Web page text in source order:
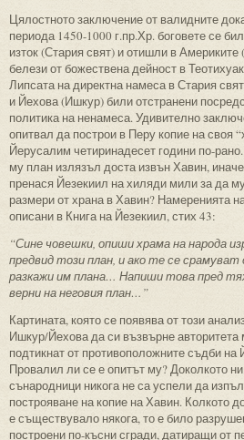
Цялостното заключение от валидните
периода 1450-1000 г.пр.Хр. боговете се
изток (Стария свят) и отишли в
белези от божествена дейност в
Липсата на директна намеса в Стария
и Йехова (Ишкур) били отстранени
политика на ненамеса. Удивително
опитвал да построи в Перу копие на своя
Йерусалим четиринадесет години по-
му план излязъл доста извън Хавин,
пренася Йезекиил на хиляди мили за да
размери от храна в Хавин? Намеренията
описани в Книга на Йезекиил, стих 43:
“Сине човешки, опиши храма на народа
предвид този план, и ако те се
разкажи им плана… Напиши това пред
верни на неговия план…”
Картината, която се появява от този
Ишкур/Йехова да си възвърне авторитета
подтикнат от противоположните съдби
Провалил ли се е опитът му? Доколкото
сънародници никога не са успели да
построяване на копие на Хавин. Колкото
е съществувало някога, то е било
построени по-късни сгради, датиращи от